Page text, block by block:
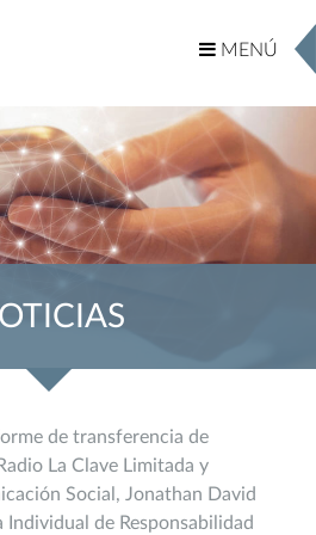
MENÚ
MENÚ
de transferencia de
La Clave Limitada y
Social, Jonathan David
Individual de Responsabilidad